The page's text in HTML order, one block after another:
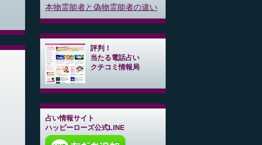
本物霊能者と偽物霊能者の違い
評判！
当たる電話占い
クチコミ情報局
占い情報サイト
ハッピーローズ公式LINE